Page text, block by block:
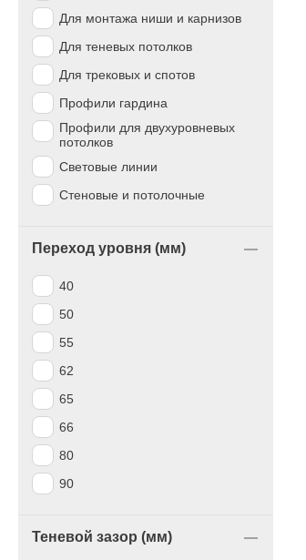
80
Для монтажа ниши и карнизов
Для теневых потолков
Для трековых и спотов
Профили гардина
Профили для двухуровневых
потолков
Световые линии
Стеновые и потолочные
Переход уровня (мм)
40
50
55
62
65
66
80
90
Теневой зазор (мм)